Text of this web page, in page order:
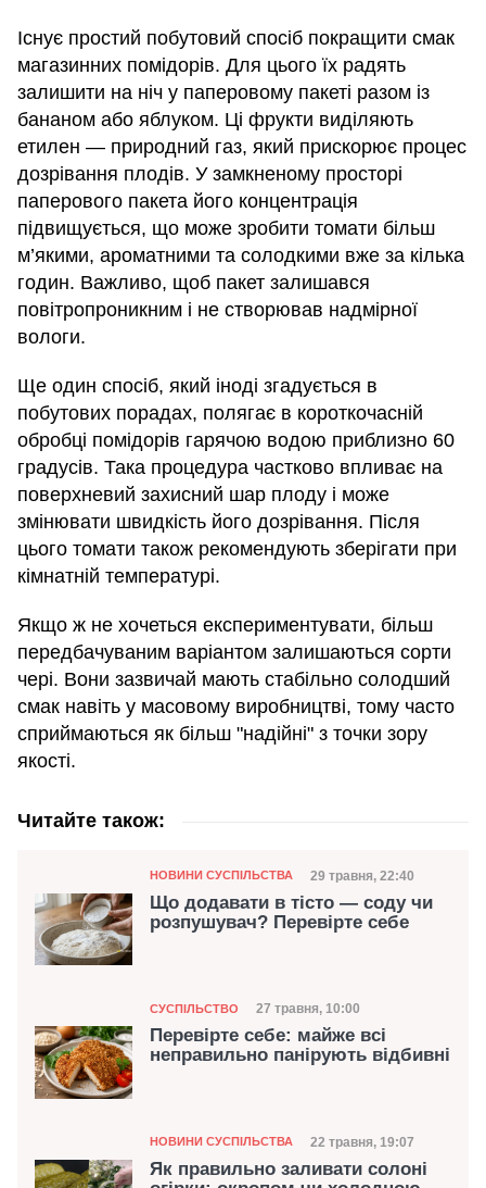
Існує простий побутовий спосіб покращити смак
магазинних помідорів. Для цього їх радять
залишити на ніч у паперовому пакеті разом із
бананом або яблуком. Ці фрукти виділяють
етилен — природний газ, який прискорює процес
дозрівання плодів. У замкненому просторі
паперового пакета його концентрація
підвищується, що може зробити томати більш
м’якими, ароматними та солодкими вже за кілька
годин. Важливо, щоб пакет залишався
повітропроникним і не створював надмірної
вологи.
Ще один спосіб, який іноді згадується в
побутових порадах, полягає в короткочасній
обробці помідорів гарячою водою приблизно 60
градусів. Така процедура частково впливає на
поверхневий захисний шар плоду і може
змінювати швидкість його дозрівання. Після
цього томати також рекомендують зберігати при
кімнатній температурі.
Якщо ж не хочеться експериментувати, більш
передбачуваним варіантом залишаються сорти
чері. Вони зазвичай мають стабільно солодший
смак навіть у масовому виробництві, тому часто
сприймаються як більш "надійні" з точки зору
якості.
Читайте також:
Категорія
НОВИНИ СУСПІЛЬСТВА Дата публікації
29 травня, 22:40
Що додавати в тісто — соду чи
розпушувач? Перевірте себе
Категорія
СУСПІЛЬСТВО Дата публікації
27 травня, 10:00
Перевірте себе: майже всі
неправильно панірують відбивні
Категорія
НОВИНИ СУСПІЛЬСТВА Дата публікації
22 травня, 19:07
Як правильно заливати солоні